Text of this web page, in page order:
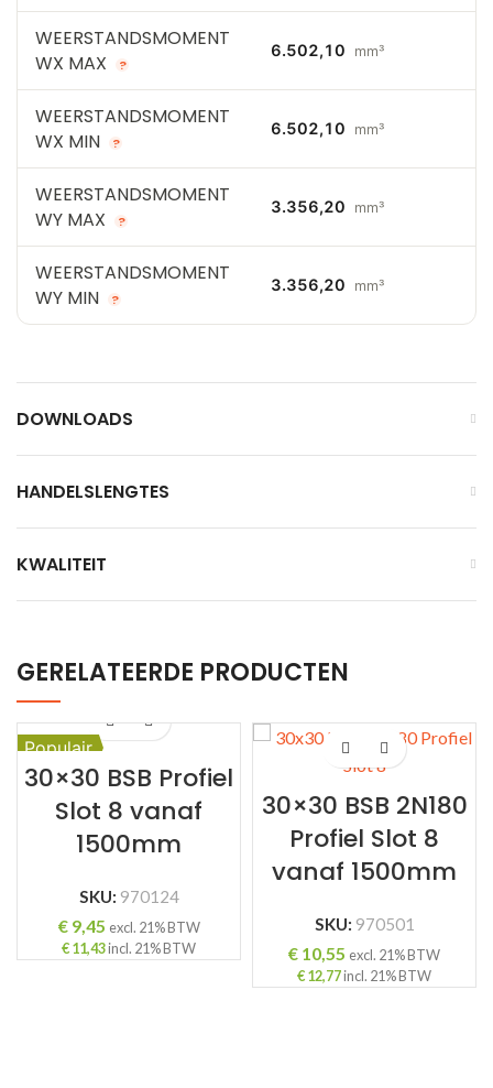
WEERSTANDSMOMENT
WX MAX
?
6.502,10 mm³
WEERSTANDSMOMENT
WX MIN
?
6.502,10 mm³
WEERSTANDSMOMENT
WY MAX
?
3.356,20 mm³
WEERSTANDSMOMENT
WY MIN
?
3.356,20 mm³
DOWNLOADS
HANDELSLENGTES
KWALITEIT
GERELATEERDE PRODUCTEN
Populair
30×30 BSB Profiel
Slot 8 vanaf
1500mm
SKU: 970124
€9,45 excl. 21% BTW
€11,43incl. 21% BTW
30×30 BSB 2N180
Profiel Slot 8
vanaf 1500mm
SKU: 970501
€ 10,55 excl. 21% BTW
€12,77incl. 21% BTW